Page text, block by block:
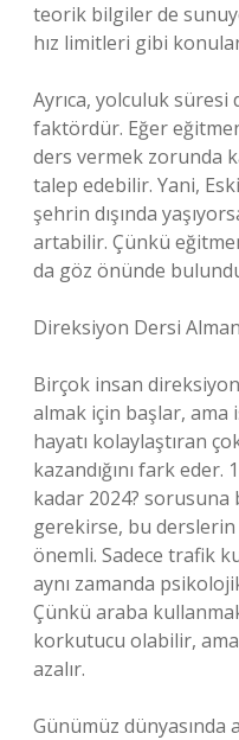
teorik bilgiler de
hız limitleri gibi
Ayrıca, yolculuk
faktördür. Eğer
ders vermek zorunda
talep edebilir. Yani,
şehrin dışında
artabilir. Çünkü
da göz önünde
Direksiyon Dersi
Birçok insan
almak için başlar, ama
hayatı kolaylaştıran
kazandığını fark
kadar 2024? sorusuna
gerekirse, bu derslerin
önemli. Sadece trafik
aynı zamanda
Çünkü araba
korkutucu olabilir,
azalır.
Günümüz dünyasında